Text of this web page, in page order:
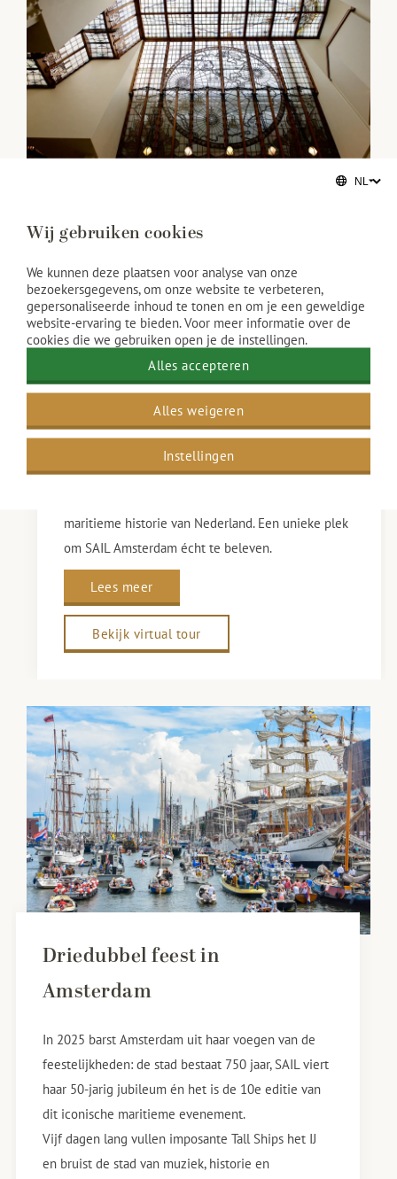
erfgoed
Grand Hotel Amrâth Amsterdam is gevestigd in het
indrukwekkende Scheepvaarthuis, een
architectonisch meesterwerk uit de Amsterdamse
School. Begin 20e eeuw gebouwd als gezamenlijk
hoofdkantoor van zes vooraanstaande rederijen.
Vandaag de dag een vijfsterrenhotel waar de
geschiedenis nog voelbaar is in elk detail.
Van glas-in-loodramen en scheepsornamenten tot
maritieme historie van Nederland. Een unieke plek
om SAIL Amsterdam écht te beleven.
Lees meer
Bekijk virtual tour
Driedubbel feest in
Amsterdam
In 2025 barst Amsterdam uit haar voegen van de
feestelijkheden: de stad bestaat 750 jaar, SAIL viert
haar 50-jarig jubileum én het is de 10e editie van
dit iconische maritieme evenement.
Vijf dagen lang vullen imposante Tall Ships het IJ
en bruist de stad van muziek, historie en
Wij gebruiken cookies
We kunnen deze plaatsen voor analyse van onze
bezoekersgegevens, om onze website te verbeteren,
gepersonaliseerde inhoud te tonen en om je een geweldige
website-ervaring te bieden. Voor meer informatie over de
cookies die we gebruiken open je de instellingen.
Alles accepteren
Alles weigeren
Instellingen